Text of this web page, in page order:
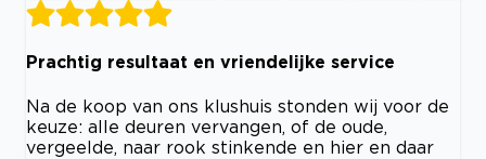
Prachtig resultaat en vriendelijke service
Na de koop van ons klushuis stonden wij voor de
keuze: alle deuren vervangen, of de oude,
vergeelde, naar rook stinkende en hier en daar